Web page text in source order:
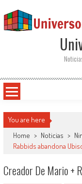
You are here
Home > Noticias >
Rabbids abandona
Creador De Mario +